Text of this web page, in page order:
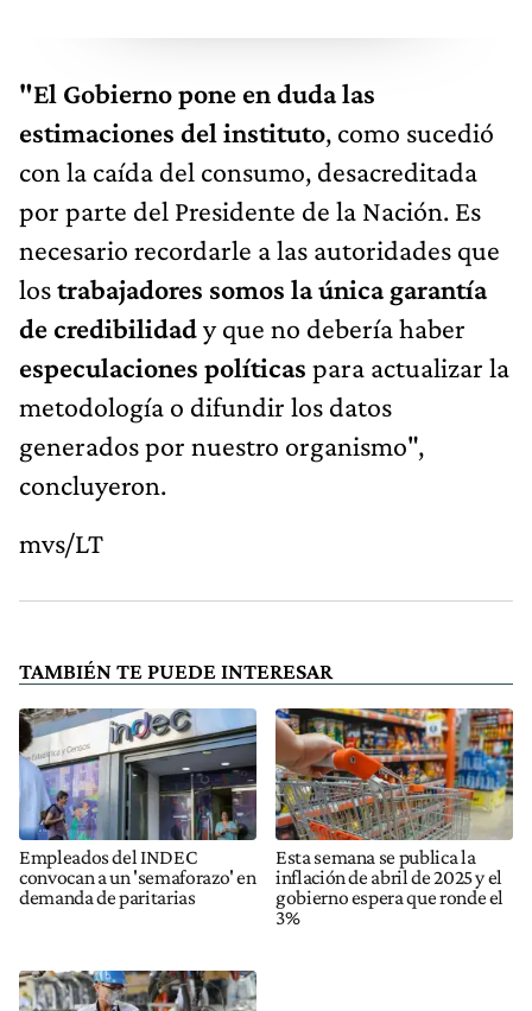
"El Gobierno pone en duda las
estimaciones del instituto, como sucedió
con la caída del consumo, desacreditada
por parte del Presidente de la Nación. Es
necesario recordarle a las autoridades que
lostrabajadores somos la única garantía
de credibilidady que no debería haber
especulaciones políticas para actualizar la
metodología o difundir los datos
generados por nuestro organismo",
concluyeron.
mvs/LT
TAMBIÉN TE PUEDE INTERESAR
Empleados del INDEC
convocan a un 'semaforazo' en
demanda de paritarias
Esta semana se publica la
inflación de abril de 2025 y el
gobierno espera que ronde el
3%